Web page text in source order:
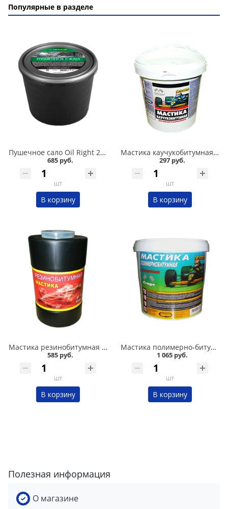
Популярные в разделе
Пушечное сало Oil Right 2 кг в Кургане
685 руб.
шт
В корзину
Мастика каучукобитумная СТАРТ 1л в Кургане
297 руб.
шт
В корзину
Мастика резинобитумная СТАРТ 1,8л в Кургане
585 руб.
шт
В корзину
Мастика полимерно-битумная СТАРТ 3л в Кургане
1 065 руб.
шт
В корзину
Полезная информация
О магазине